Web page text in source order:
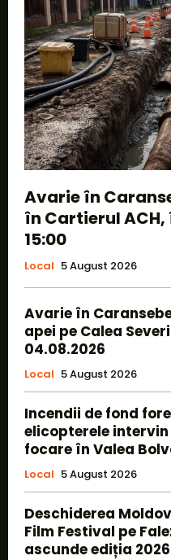
Avarie în
în Cartierul ACH,
15:00
Local 5 August 2026
Avarie în
apei pe Calea
04.08.2026
Local 5 August 2026
Incendii de fond
elicopterele
focare în Valea
Local 5 August 2026
Deschiderea
Film Festival pe
ascunde ediția 2026